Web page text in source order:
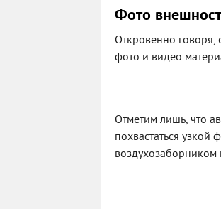
Фото
Откровенно говоря,
фото и видео
Отметим лишь, что
похвастаться